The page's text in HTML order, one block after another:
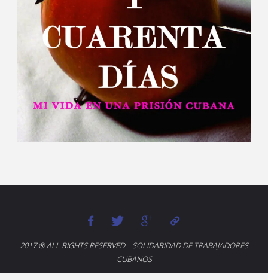
2017 ® ALL RIGHTS RESERVED – SOLIDARIDAD DE TRABAJADORES
CUBANOS